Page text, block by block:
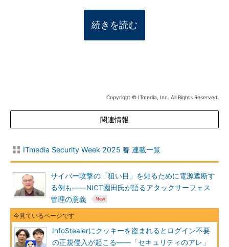
続きを読む
Copyright © ITmedia, Inc. All Rights Reserved.
関連情報
ITmedia Security Week 2025 春 連載一覧
サイバー攻撃の「狙い目」を知るために電源遮断す
る例も――NICT園田氏が語るアタックサーフェス
管理の意義
InfoStealerにクッキーを盗まれるとログイン不要
の正規侵入が起こる――「セキュリティのアレ」